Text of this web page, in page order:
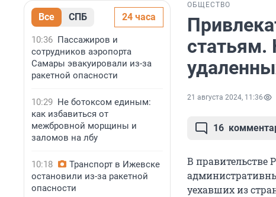
Все СПБ 24 часа
10:36 Пассажиров и
сотрудников аэропорта
Самары эвакуировали из-за
ракетной опасности
10:29 Не ботоксом единым:
как избавиться от
межбровной морщины и
заломов на лбу
10:18
Транспорт в Ижевске
остановили из-за ракетной
опасности
ОБЩЕСТВО
статьям.
21 августа 2024, 11:36
16
В правительстве
уехавших из